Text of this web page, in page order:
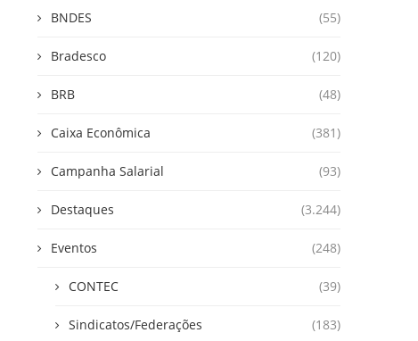
BNDES (55)
Bradesco (120)
BRB (48)
Caixa Econômica (381)
Campanha Salarial (93)
Destaques (3.244)
Eventos (248)
CONTEC (39)
Sindicatos/Federações (183)